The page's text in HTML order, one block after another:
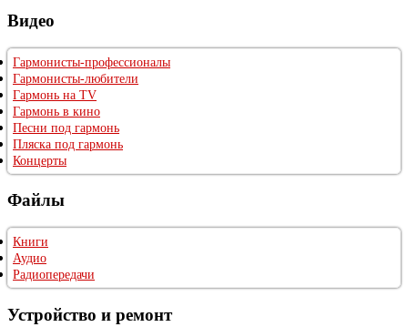
Видео
Гармонисты-профессионалы
Гармонисты-любители
Гармонь на TV
Гармонь в кино
Песни под гармонь
Пляска под гармонь
Концерты
Файлы
Книги
Аудио
Радиопередачи
Устройство и ремонт